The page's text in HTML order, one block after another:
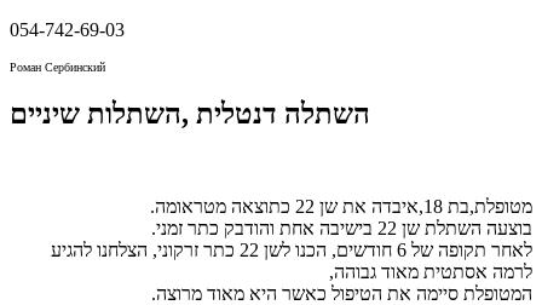
054-742-69-03
Роман Сербинский
השתלה דנטלית ,השתלות שיניים
מטופלת,בת 18,איבדה את שן 22 כתוצאה מטראומה.
בוצעה השתלת שן 22 בישיבה אחת והודבק כתר זמני.
לאחר תקופה של 6 חודשים, הכנו לשן 22 כתר זרקוני, הצלחנו להגיע
לרמה אסתטית מאוד גבוהה,
המטופלת סיימה את הטיפול כאשר היא מאוד מרוצה.